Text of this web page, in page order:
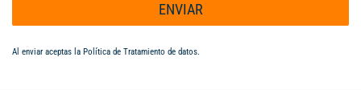
ENVIAR
Al enviar aceptas la Política de Tratamiento de datos.